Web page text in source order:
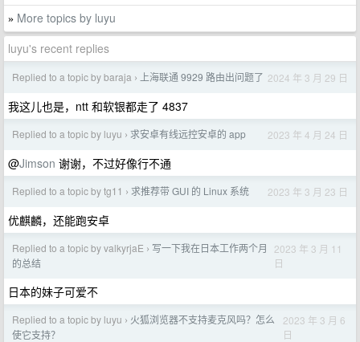
» More topics by luyu
luyu's recent replies
Replied to a topic by baraja › 上海联通 9929 路由出问题了 2024 年 3 月 29 日
我这儿也是，ntt 和软银都走了 4837
Replied to a topic by luyu › 求安卓有线远控安卓的 app 2023 年 4 月 24 日
@Jimson 谢谢，不过好像行不通
Replied to a topic by tg11 › 求推荐带 GUI 的 Linux 系统 2023 年 3 月 23 日
优麒麟，还能跑安卓
Replied to a topic by valkyrjaE › 写一下我在日本工作两个月
的总结
2023 年 3 月 11
日
日本的妹子可爱不
Replied to a topic by luyu › 火狐浏览器不支持麦克风吗？怎么
使它支持？
2023 年 3 月 6
日